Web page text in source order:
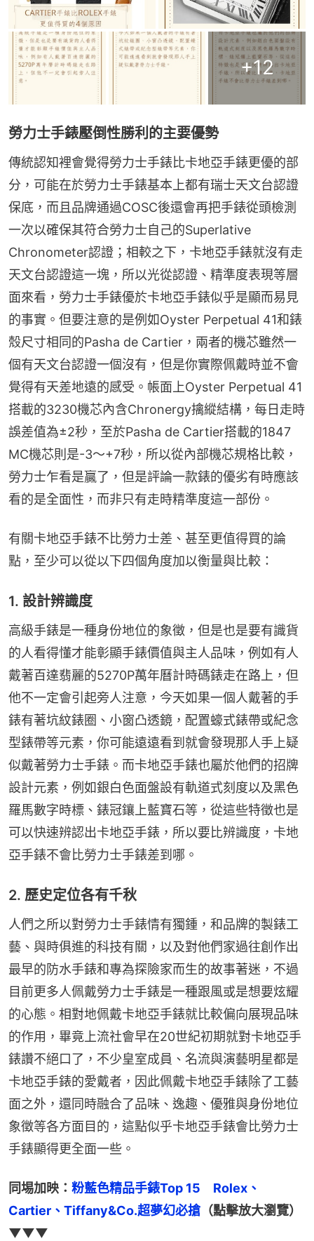
+12
勞力士手錶壓倒性勝利的主要優勢
傳統認知裡會覺得勞力士手錶比卡地亞手錶更優的部
分，可能在於勞力士手錶基本上都有瑞士天文台認證
保底，而且品牌通過COSC後還會再把手錶從頭檢測
一次以確保其符合勞力士自己的Superlative
Chronometer認證；相較之下，卡地亞手錶就沒有走
天文台認證這一塊，所以光從認證、精準度表現等層
面來看，勞力士手錶優於卡地亞手錶似乎是顯而易見
的事實。但要注意的是例如Oyster Perpetual 41和錶
殼尺寸相同的Pasha de Cartier，兩者的機芯雖然一
個有天文台認證一個沒有，但是你實際佩戴時並不會
覺得有天差地遠的感受。帳面上Oyster Perpetual 41
搭載的3230機芯內含Chronergy擒縱結構，每日走時
誤差值為±2秒，至於Pasha de Cartier搭載的1847
MC機芯則是-3～+7秒，所以從內部機芯規格比較，
勞力士乍看是贏了，但是評論一款錶的優劣有時應該
看的是全面性，而非只有走時精準度這一部份。
有關卡地亞手錶不比勞力士差、甚至更值得買的論
點，至少可以從以下四個角度加以衡量與比較：
1. 設計辨識度
高級手錶是一種身份地位的象徵，但是也是要有識貨
的人看得懂才能彰顯手錶價值與主人品味，例如有人
戴著百達翡麗的5270P萬年曆計時碼錶走在路上，但
他不一定會引起旁人注意，今天如果一個人戴著的手
錶有著坑紋錶圈、小窗凸透鏡，配置蠔式錶帶或紀念
型錶帶等元素，你可能遠遠看到就會發現那人手上疑
似戴著勞力士手錶。而卡地亞手錶也屬於他們的招牌
設計元素，例如銀白色面盤設有軌道式刻度以及黑色
羅馬數字時標、錶冠鑲上藍寶石等，從這些特徵也是
可以快速辨認出卡地亞手錶，所以要比辨識度，卡地
亞手錶不會比勞力士手錶差到哪。
2. 歷史定位各有千秋
人們之所以對勞力士手錶情有獨鍾，和品牌的製錶工
藝、與時俱進的科技有關，以及對他們家過往創作出
最早的防水手錶和專為探險家而生的故事著迷，不過
目前更多人佩戴勞力士手錶是一種跟風或是想要炫耀
的心態。相對地佩戴卡地亞手錶就比較偏向展現品味
的作用，畢竟上流社會早在20世紀初期就對卡地亞手
錶讚不絕口了，不少皇室成員、名流與演藝明星都是
卡地亞手錶的愛戴者，因此佩戴卡地亞手錶除了工藝
面之外，還同時融合了品味、逸趣、優雅與身份地位
象徵等各方面目的，這點似乎卡地亞手錶會比勞力士
手錶顯得更全面一些。
同埸加映： 粉藍色精品手錶Top 15　Rolex、
Cartier、Tiffany&Co.超夢幻必搶 （點擊放大瀏覽）
▼▼▼